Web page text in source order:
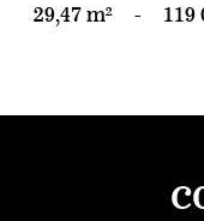
29,47 m² - 119